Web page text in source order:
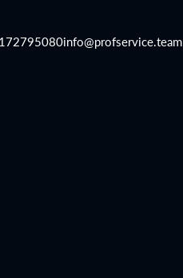
info@profservice.team